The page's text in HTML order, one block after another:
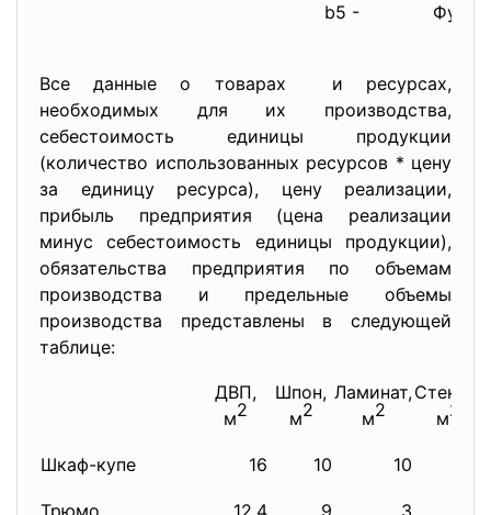
b5 -
Все данные о товарах и ресурсах,
необходимых для их производства,
себестоимость единицы продукции
(количество использованных ресурсов * цену
за единицу ресурса), цену реализации,
прибыль предприятия (цена реализации
минус себестоимость единицы продукции),
обязательства предприятия по объемам
производства и предельные объемы
производства представлены в следующей
таблице:
ДВП,
м2
Шпон,
м2
Ламинат,
м2
Стекло,
м2
Шкаф-купе 16 10 10
Трюмо 12,4 9 3